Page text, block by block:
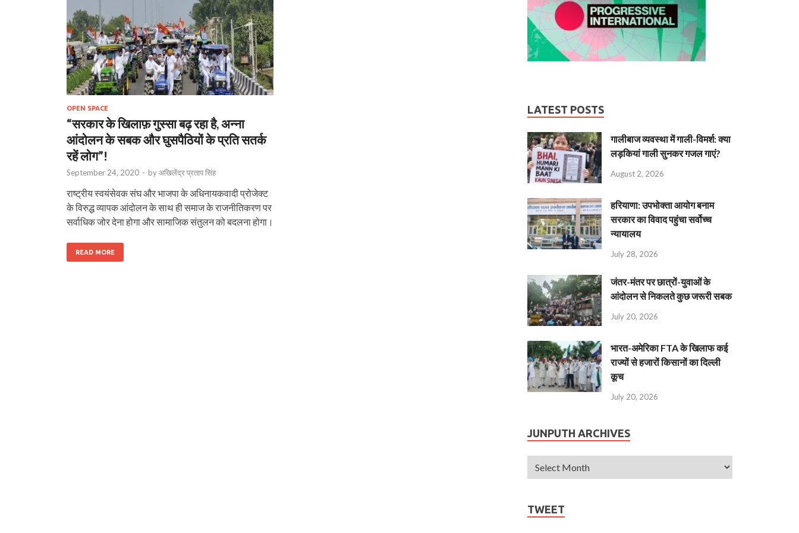
OPEN SPACE
“सरकार के खिलाफ़ गुस्सा बढ़ रहा है, अन्ना
आंदोलन के सबक और घुसपैठियों के प्रति सतर्क
रहें लोग”!
September 24, 2020 - byअखिलेंद्र प्रताप सिंह
राष्ट्रीय स्वयंसेवक संघ और भाजपा के अधिनायकवादी प्रोजेक्ट
के विरुद्ध व्यापक आंदोलन के साथ ही समाज के राजनीतिकरण पर
सर्वाधिक जोर देना होगा और सामाजिक संतुलन को बदलना होगा।
READ MORE
LATEST POSTS
गालीबाज व्‍यवस्‍था में गाली-विमर्श: क्या
लड़कियां गाली सुनकर गजल गाएं?
August 2, 2026
हरियाणा: उपभोक्ता आयोग बनाम
सरकार का विवाद पहुंचा सर्वोच्च
न्यायालय
July 28, 2026
जंतर-मंतर पर छात्रों-युवाओं के
आंदोलन से निकलते कुछ जरूरी सबक
July 20, 2026
भारत-अमेरिका FTA के खिलाफ कई
राज्यों से हजारों किसानों का दिल्ली
कूच
July 20, 2026
JUNPUTH ARCHIVES
TWEET